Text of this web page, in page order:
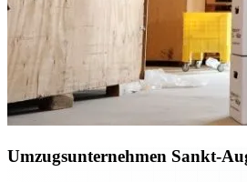
Umzugsunternehmen Sankt-